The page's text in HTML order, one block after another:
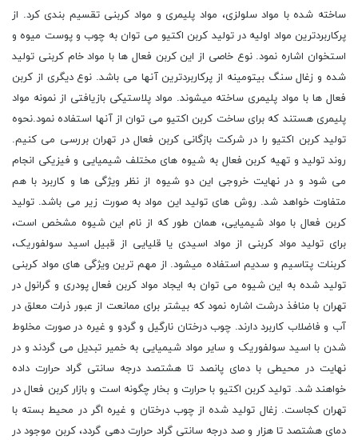
ساخته شده با مواد سلولزی، مواد پلیمری و مواد کربنی تقسیم بندی کرد. از
پرکاربردترین مواد اولیه در تولید کربن اکتیو می توان به چوب و پوست میوه و
استخوان اشاره نمود. نوع خاصی از این کربن فعال ها با مواد خام کربنی تولید
شده و زغال سنگ بیتومینه از پرکاربردترین آنها می باشد. نوع دیگری از کربن
فعال ها با مواد پلیمری ساخته میشوند. مواد پلاستیکی بازیافتی از نمونه مواد
پلیمری هستند که برای ساخت کربن اکتیو می توان از آنها استفاده نمود.نحوه
تولید کربن اکتیو را در شرکت بازگانی کربن فعال در تهران بررسی می کنیم.
روند تولید و تهیه کربن فعال به شیوه های مختلف شیمیایی و فیزیکی انجام
می شود و در نهایت خروجی این دو شیوه از نظر ویژگی ها و کاربرد با هم
متفاوت خواهد شد. روش های تولید این مواد به صورت زیر می باشد. تولید
کربن فعال با مواد شیمیایی، همان طور که از نام این شیوه مشخص است،
برای تولید مواد کربنی از مواد اسیدی یا قلیایی از قبیل اسید سولفوریک،
کربنات پتاسیم و سدیم استفاده میشود. از مهم ترین ویژگی های مواد کربنی
تولید شده به این شیوه می توان به ایجاد مواد کربن فعال پودری و گرانول در
تهران با منافذ درشت اشاره نمود که بیشتر برای ممانعت از عبور ذرات معلق در
آب و فاضلاب کاربرد دارند. چوب درختان نارگیل و گردو و غیره در صورت مخلوط
شدن با اسید سولفوریک و سایر مواد شیمیایی به خمیر تبدیل می گردند و در
نهایت در محیطی با دمای پانصد تا هشتصد درجه سانتی گراد حرارت داده
خواهند شد. تولید کربن اکتیو با حرارت و بخار چگونه است و بازار کربن فعال در
تهران کجاست. زغال تولید شده از چوب درختان و غیره اگر در محیط بسته با
دمای هشتصد تا هزار و صد درجه سانتی گراد حرارت دهی گردد، کربن موجود در